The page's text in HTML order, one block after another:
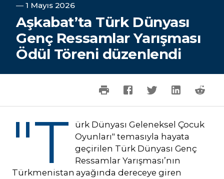
― 1 Mayıs 2026
Aşkabat’ta Türk Dünyası
Genç Ressamlar Yarışması
Ödül Töreni düzenlendi
"T
ürk Dünyası Geleneksel Çocuk
Oyunları" temasıyla hayata
geçirilen Türk Dünyası Genç
Ressamlar Yarışması’nın
Türkmenistan ayağında dereceye giren